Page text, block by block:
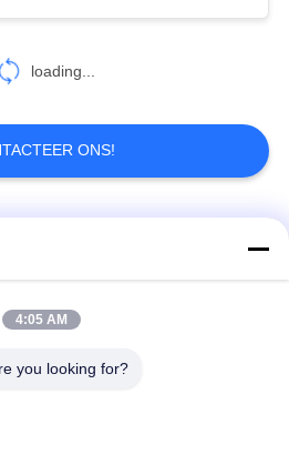
van de
41
van
4
loading...
ONS!
De Bakstenen van de
4:05 AM
you looking for?